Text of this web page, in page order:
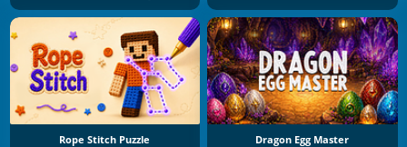
Rope Stitch Puzzle Dragon Egg Master